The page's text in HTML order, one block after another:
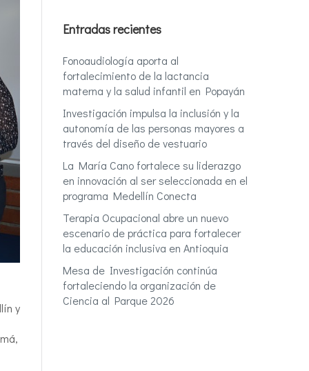
y
Entradas recientes
Fonoaudiología aporta al
fortalecimiento de la lactancia
materna y la salud infantil en Popayán
Investigación impulsa la inclusión y la
autonomía de las personas mayores a
través del diseño de vestuario
La María Cano fortalece su liderazgo
en innovación al ser seleccionada en el
programa Medellín Conecta
Terapia Ocupacional abre un nuevo
escenario de práctica para fortalecer
la educación inclusiva en Antioquia
Mesa de Investigación continúa
fortaleciendo la organización de
Ciencia al Parque 2026